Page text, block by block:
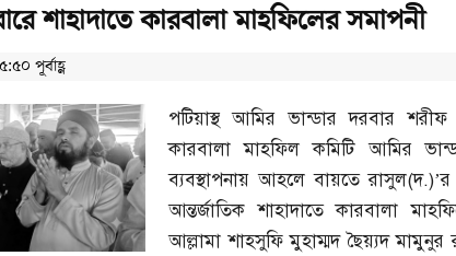
শাহাদাতে কারবালা মাহফিলের সমাপনী
পূর্বাহ্ণ
পটিয়াস্থ আমির ভান্ডার দরবার শরীফ
কারবালা মাহফিল কমিটি আমির
ব্যবস্থাপনায় আহলে বায়তে রাসুল(দ.)’র
আন্তর্জাতিক শাহাদাতে কারবালা
আল্লামা শাহসুফি মুহাম্মদ ছৈয়্যদ মামুনুর